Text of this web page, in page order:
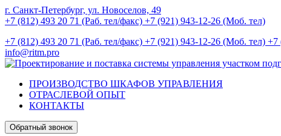
г. Санкт-Петербург, ул. Новоселов, 49
+7 (812) 493 20 71 (Раб. тел/факс) +7 (921) 943-12-26 (Моб. тел)
+7 (812) 493 20 71 (Раб. тел/факс) +7 (921) 943-12-26 (Моб. тел) +7
info@ritm.pro
ПРОИЗВОДСТВО ШКАФОВ УПРАВЛЕНИЯ
ОТРАСЛЕВОЙ ОПЫТ
КОНТАКТЫ
Обратный звонок